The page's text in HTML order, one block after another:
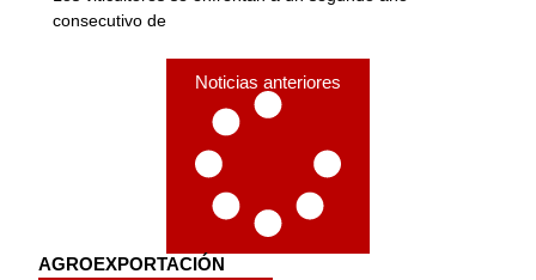
consecutivo de
Noticias anteriores
AGROEXPORTACIÓN